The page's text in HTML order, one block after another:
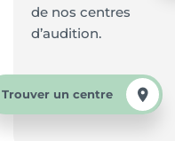
de nos centres
d’audition.
Trouver un centre